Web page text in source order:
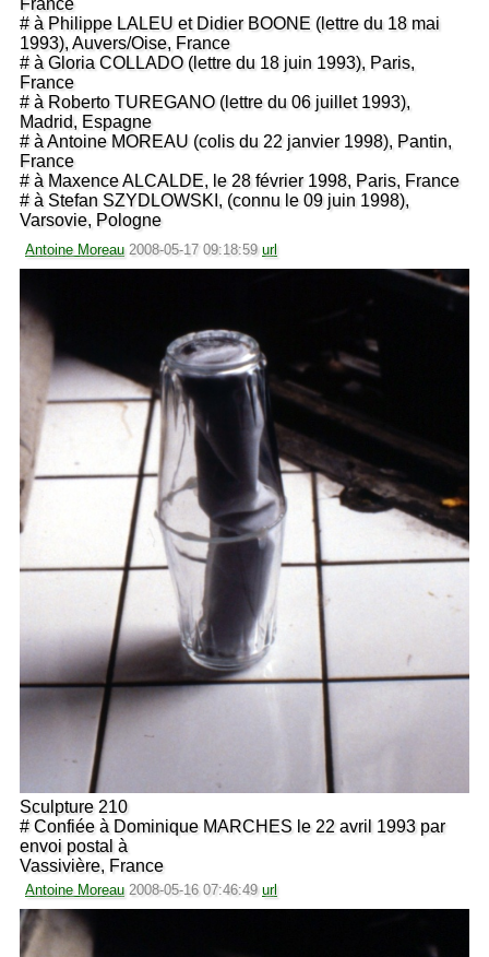
# à Philippe LALEU et Didier BOONE (lettre du 18 mai
1993), Auvers/Oise, France
# à Gloria COLLADO (lettre du 18 juin 1993), Paris,
France
# à Roberto TUREGANO (lettre du 06 juillet 1993),
Madrid, Espagne
# à Antoine MOREAU (colis du 22 janvier 1998), Pantin,
France
# à Maxence ALCALDE, le 28 février 1998, Paris, France
# à Stefan SZYDLOWSKI, (connu le 09 juin 1998),
Varsovie, Pologne
Antoine Moreau 2008-05-17 09:18:59 url
Sculpture 210
# Confiée à Dominique MARCHES le 22 avril 1993 par
envoi postal à
Vassivière, France
Antoine Moreau 2008-05-16 07:46:49 url